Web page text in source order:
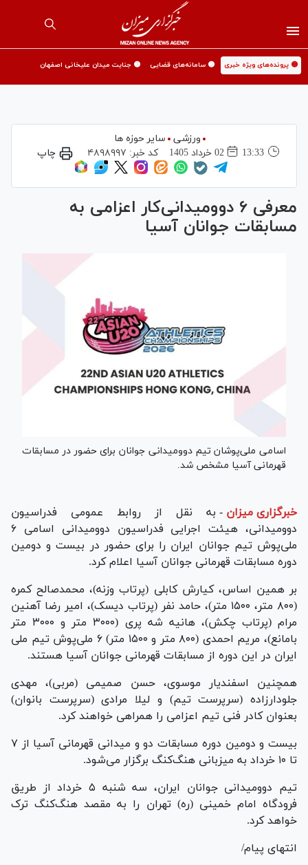
🟡 پرونده‌های ویژه خبری 🟡 سامانه‌های قضایی 🟡 جنایت میدان علیخانی اصفهان
ورزشی
سایر حوزه ها
13:33
02 خرداد 1405 کد خبر: ۴۸۹۸۹۹۷ چاپ
معرفی ۶ دوومیدانی‌کار اعزامی به
مسابقات جوانان آسیا
اسامی ملی‌پوشان تیم دوومیدانی جوانان برای حضور در مسابقات
قهرمانی آسیا مشخص شد.
خبرگزاری میزان - به نقل از روابط عمومی فدراسیون
دوومیدانی، هیئت اجرایی فدراسیون دوومیدانی اسامی ۶
ملی‌پوش تیم جوانان ایران را برای حضور در بیست و دومین
دوره مسابقات قهرمانی جوانان آسیا اعلام کرد.
بر همین اساس، کیارش کابلی (پرتاب وزنه)، محمدصالح کمره
(۸۰۰ متر، ۱۵۰۰ متر)، حامد نفر (پرتاب دیسک)، امیر رضا آهنین
مرام (پرتاب چکش)، هانیه شه پری (۳۰۰۰ متر و ۳۰۰۰ متر
بامانع)، مریم احمدی (۸۰۰ متر و ۱۵۰۰ متر) ۶ ملی‌پوش تیم ملی
ایران در این دوره از مسابقات قهرمانی جوانان آسیا هستند.
همچنین اسفندیار موسوی، حسن صمیمی (مربی)، مهدی
جلودارزاده (سرپرست تیم) و لیلا مرادی (سرپرست بانوان)
بعنوان کادر فنی تیم اعزامی را همراهی خواهند کرد.
بیست و دومین دوره مسابقات دو و میدانی قهرمانی آسیا از ۷
تا ۱۰ خرداد به میزبانی هنگ‌کنگ برگزار می‌شود.
تیم دوومیدانی جوانان ایران، سه شنبه ۵ خرداد از طریق
فرودگاه امام خمینی (ره) تهران را به مقصد هنگ‌کنگ ترک
خواهد کرد.
انتهای پیام/